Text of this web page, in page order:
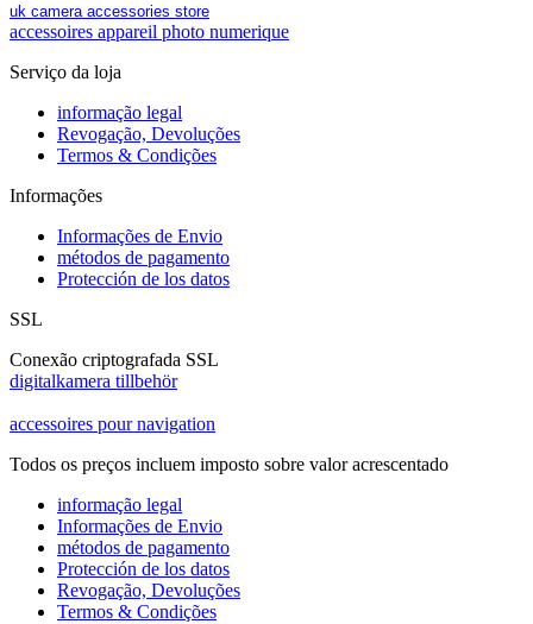
uk camera accessories store
accessoires appareil photo numerique
Serviço da loja
informação legal
Revogação, Devoluções
Termos & Condições
Informações
Informações de Envio
métodos de pagamento
Protección de los datos
SSL
Conexão criptografada SSL
digitalkamera tillbehör
accessoires pour navigation
Todos os preços incluem imposto sobre valor acrescentado
informação legal
Informações de Envio
métodos de pagamento
Protección de los datos
Revogação, Devoluções
Termos & Condições